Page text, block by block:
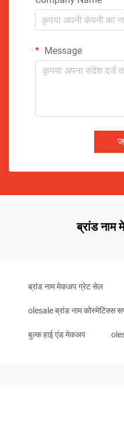
Message
ब्रांड
ब्रांड नाम मेकअप ग्रेट सेल
olesale ब्रांड नाम कोस्मेटिक्स
बुल्क हाई एंड मेकअप